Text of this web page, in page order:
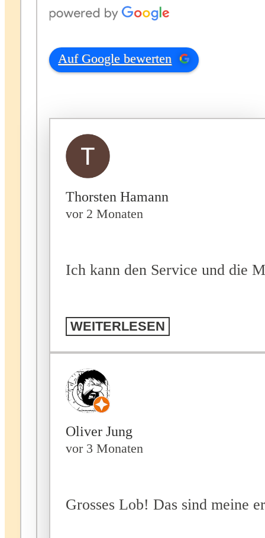
Auf Google bewerten
Thorsten Hamann
vor 2 Monaten
Ich kann den Service und die
WEITERLESEN
Oliver Jung
vor 3 Monaten
Grosses Lob! Das sind meine